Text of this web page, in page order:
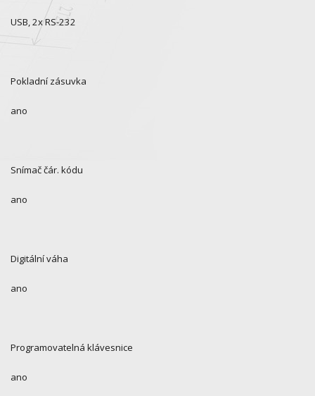
USB, 2x RS-232
Pokladní zásuvka
ano
Snímač čár. kódu
ano
Digitální váha
ano
Programovatelná klávesnice
ano